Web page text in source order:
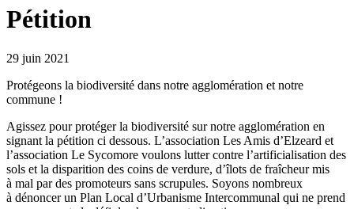
Pétition
29 juin 2021
Protégeons la biodiversité dans notre agglomération et notre
commune !
Agissez pour protéger la biodiversité sur notre agglomération en
signant la pétition ci dessous. L’association Les Amis d’Elzeard et
l’association Le Sycomore voulons lutter contre l’artificialisation des
sols et la disparition des coins de verdure, d’îlots de fraîcheur mis
à mal par des promoteurs sans scrupules. Soyons nombreux
à dénoncer un Plan Local d’Urbanisme Intercommunal qui ne prend